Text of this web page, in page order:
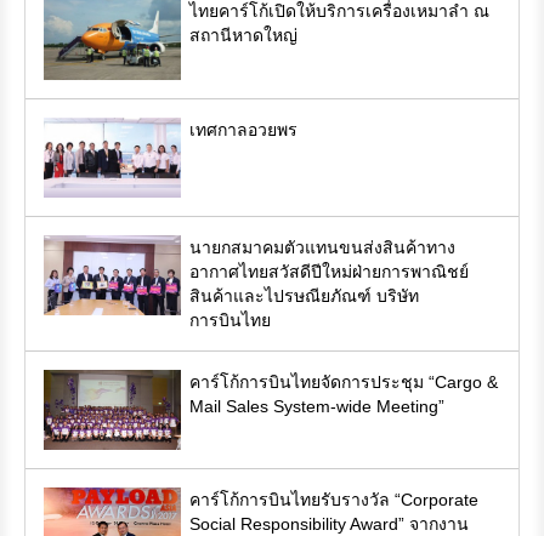
ไทยคาร์โก้เปิดให้บริการเครื่องเหมาลำ ณ
สถานีหาดใหญ่
เทศกาลอวยพร
นายกสมาคมตัวแทนขนส่งสินค้าทาง
อากาศไทยสวัสดีปีใหม่ฝ่ายการพาณิชย์
สินค้าและไปรษณียภัณฑ์ บริษัท
การบินไทย
คาร์โก้การบินไทยจัดการประชุม “Cargo &
Mail Sales System-wide Meeting”
คาร์โก้การบินไทยรับรางวัล “Corporate
Social Responsibility Award” จากงาน